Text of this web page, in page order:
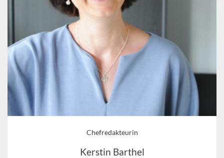
Chefredakteurin
Kerstin Barthel